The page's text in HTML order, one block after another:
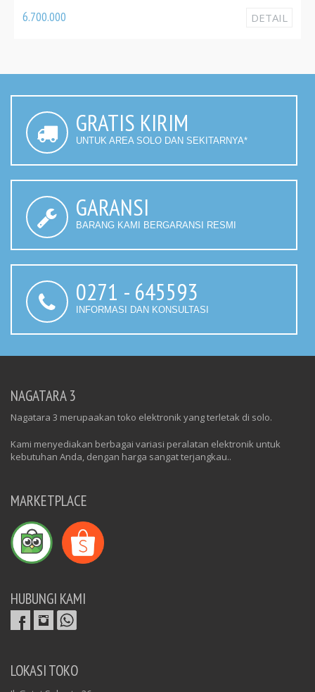
3.820.000
GRATIS KIRIM
UNTUK AREA SOLO DAN SEKITARNYA*
GARANSI
BARANG KAMI BERGARANSI RESMI
0271 - 645593
INFORMASI DAN KONSULTASI
NAGATARA 3
Nagatara 3 merupaakan toko elektronik yang terletak di solo.
Kami menyediakan berbagai variasi peralatan elektronik untuk
kebutuhan Anda, dengan harga sangat terjangkau..
MARKETPLACE
HUBUNGI KAMI
LOKASI TOKO